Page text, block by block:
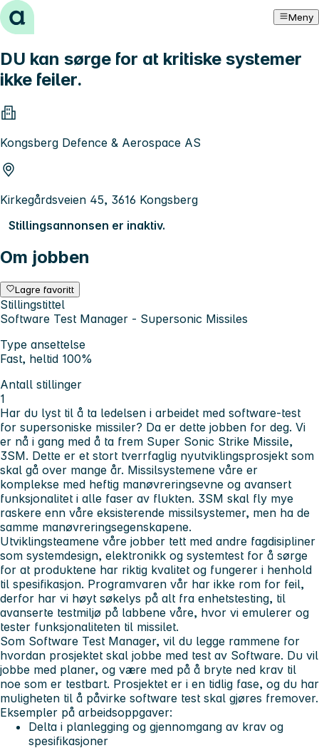
Hopp til innhold Meny
DU kan sørge for at kritiske systemer
ikke feiler.
Kongsberg Defence & Aerospace AS
Kirkegårdsveien 45, 3616 Kongsberg
Stillingsannonsen er inaktiv.
Om jobben
Lagre favoritt
Stillingstittel
Software Test Manager - Supersonic Missiles
Type ansettelse
Fast, heltid 100%
Antall stillinger
1
Har du lyst til å ta ledelsen i arbeidet med software-test
for supersoniske missiler? Da er dette jobben for deg. Vi
er nå i gang med å ta frem Super Sonic Strike Missile,
3SM. Dette er et stort tverrfaglig nyutviklingsprosjekt som
skal gå over mange år. Missilsystemene våre er
komplekse med heftig manøvreringsevne og avansert
funksjonalitet i alle faser av flukten. 3SM skal fly mye
raskere enn våre eksisterende missilsystemer, men ha de
samme manøvreringsegenskapene.
Utviklingsteamene våre jobber tett med andre fagdisipliner
som systemdesign, elektronikk og systemtest for å sørge
for at produktene har riktig kvalitet og fungerer i henhold
til spesifikasjon. Programvaren vår har ikke rom for feil,
derfor har vi høyt søkelys på alt fra enhetstesting, til
avanserte testmiljø på labbene våre, hvor vi emulerer og
tester funksjonaliteten til missilet.
Som Software Test Manager, vil du legge rammene for
hvordan prosjektet skal jobbe med test av Software. Du vil
jobbe med planer, og være med på å bryte ned krav til
noe som er testbart. Prosjektet er i en tidlig fase, og du har
muligheten til å påvirke software test skal gjøres fremover.
Eksempler på arbeidsoppgaver:
Delta i planlegging og gjennomgang av krav og
spesifikasjoner